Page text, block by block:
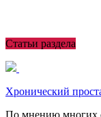
Статьи раздела
Хронический
По мнению многих